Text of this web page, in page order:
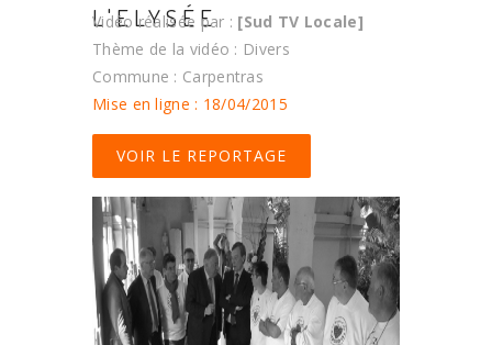
L'ELYSÉE
Vidéo réalisée par : [Sud TV Locale]
Thème de la vidéo : Divers
Commune : Carpentras
Mise en ligne : 18/04/2015
VOIR LE REPORTAGE